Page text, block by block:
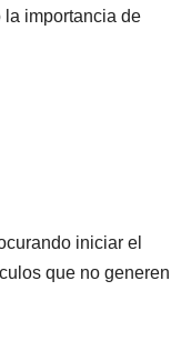
la importancia de
iniciar el
que no generen